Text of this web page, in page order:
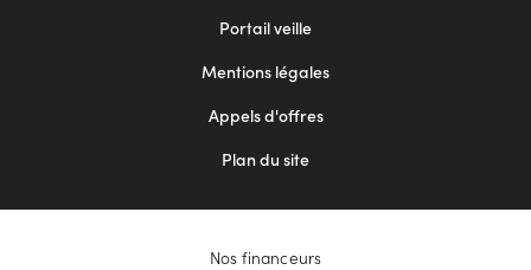
Portail veille
Mentions légales
Appels d'offres
Plan du site
Nos financeurs